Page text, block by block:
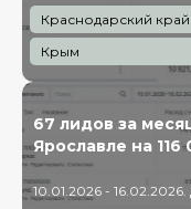
Краснодарский край
Крым
67 лидов за
Ярославле на 116
10.01.2026 -